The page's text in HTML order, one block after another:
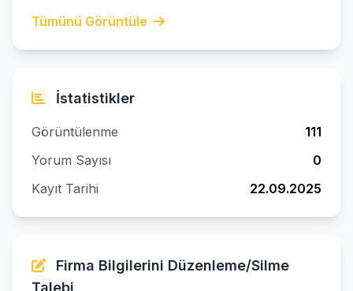
Tümünü Görüntüle
İstatistikler
Görüntülenme
111
Yorum Sayısı
0
Kayıt Tarihi
22.09.2025
Firma Bilgilerini Düzenleme/Silme
Talebi